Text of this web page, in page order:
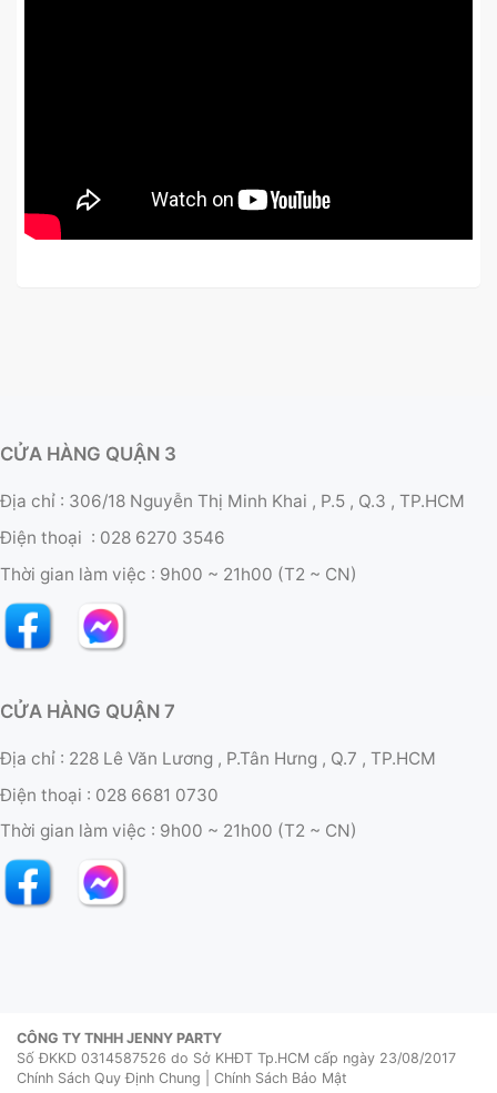
CỬA HÀNG QUẬN 3
Địa chỉ : 306/18 Nguyễn Thị Minh Khai , P.5 , Q.3 , TP.HCM
Điện thoại : 028 6270 3546
Thời gian làm việc : 9h00 ~ 21h00 (T2 ~ CN)
CỬA HÀNG QUẬN 7
Địa chỉ : 228 Lê Văn Lương , P.Tân Hưng , Q.7 , TP.HCM
Điện thoại : 028 6681 0730
Thời gian làm việc : 9h00 ~ 21h00 (T2 ~ CN)
CÔNG TY TNHH JENNY PARTY
Số ĐKKD 0314587526 do Sở KHĐT Tp.HCM cấp ngày 23/08/2017
Chính Sách Quy Định Chung
Chính Sách Bảo Mật